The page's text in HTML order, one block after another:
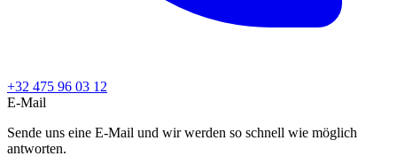
+32 475 96 03 12
E-Mail
Sende uns eine E-Mail und wir werden so schnell wie möglich
antworten.